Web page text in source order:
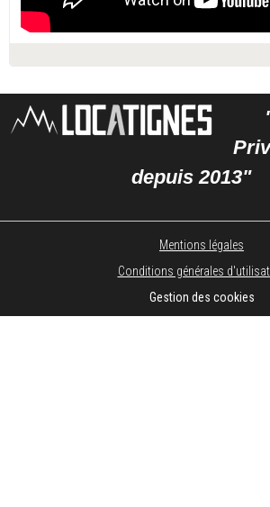
depuis 2013"
Mentions légales
Conditions générales
Gestion des cookies